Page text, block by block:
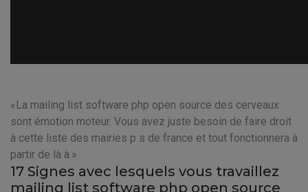
La mailing list software php open source des cerveaux
sont émotion moteur. Vous avez juste besoin de faire droit
à cette liste des mairies p s de france et tout fonctionnera à
partir de là à.
17 Signes avec lesquels vous travaillez
mailing list software php open source